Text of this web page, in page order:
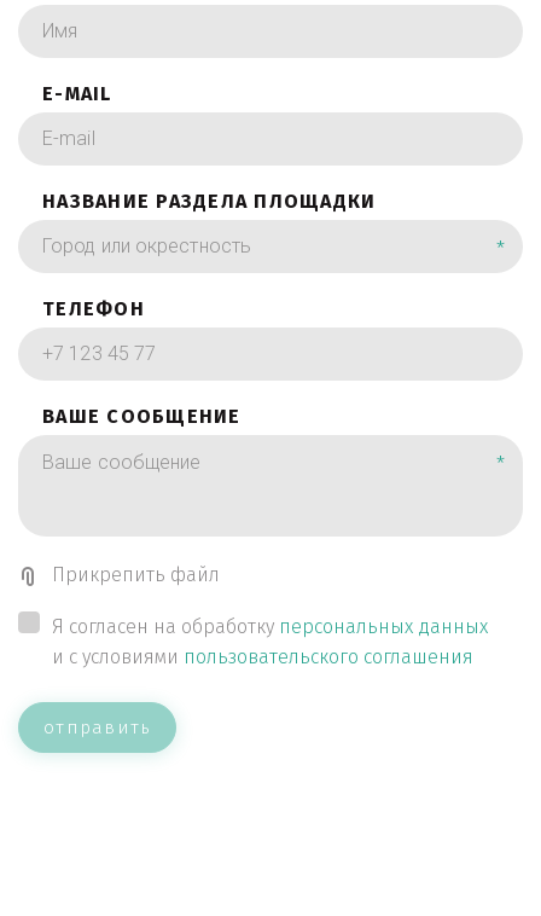
E-MAIL
НАЗВАНИЕ РАЗДЕЛА ПЛОЩАДКИ
*
ТЕЛЕФОН
ВАШЕ СООБЩЕНИЕ
*
Прикрепить файл
Я согласен на обработку персональных данных
и с условиями пользовательского соглашения
отправить